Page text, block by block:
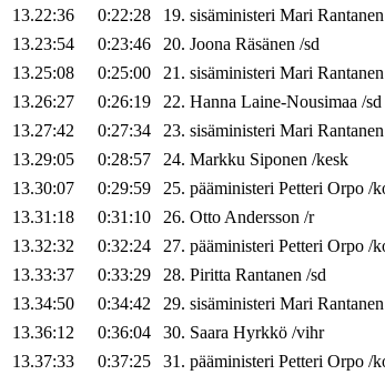
13.22:36
0:22:28 19. sisäministeri Mari Rantanen
13.23:54
0:23:46 20. Joona Räsänen /sd
13.25:08
0:25:00 21. sisäministeri Mari Rantanen
13.26:27
0:26:19 22. Hanna Laine-Nousimaa /sd
13.27:42
0:27:34 23. sisäministeri Mari Rantanen
13.29:05
0:28:57 24. Markku Siponen /kesk
13.30:07
0:29:59 25. pääministeri Petteri Orpo /
13.31:18
0:31:10 26. OttoAndersson /r
13.32:32
0:32:24 27. pääministeri Petteri Orpo /
13.33:37
0:33:29 28. Piritta Rantanen /sd
13.34:50
0:34:42 29. sisäministeri Mari Rantanen
13.36:12
0:36:04 30. Saara Hyrkkö /vihr
13.37:33
0:37:25 31. pääministeri Petteri Orpo /